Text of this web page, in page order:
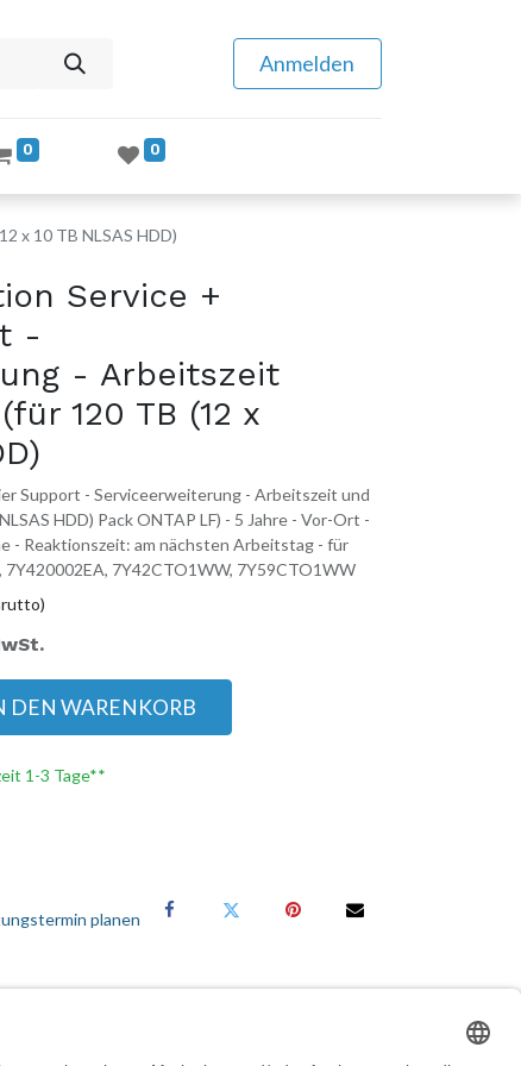
Anmelden
0 0
x 10 TB NLSAS HDD)
Service +
-
- Arbeitszeit
120 TB (12 x
Support - Serviceerweiterung - Arbeitszeit und
HDD) Pack ONTAP LF) - 5 Jahre - Vor-Ort -
- Reaktionszeit: am nächsten Arbeitstag - für
7Y420002EA, 7Y42CTO1WW, 7Y59CTO1WW
DEN WARENKORB
1-3 Tage**
planen